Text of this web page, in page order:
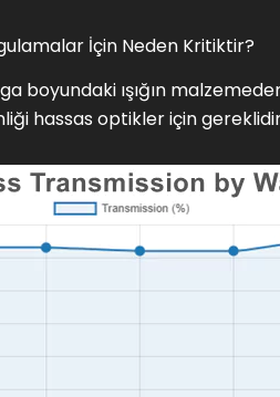
İçin Neden Kritiktir?
boyundaki ışığın
hassas optikler için